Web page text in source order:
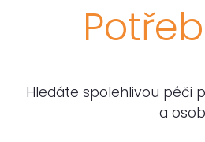
Hledáte spolehlivou péči
a